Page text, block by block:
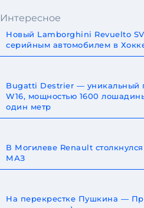
Интересное
Новый Lamborghini Revuelto
серийным автомобилем в
Bugatti Destrier — уникальный
W16, мощностью 1600
один метр
В Могилеве Renault
МАЗ
На перекрестке Пушкина —